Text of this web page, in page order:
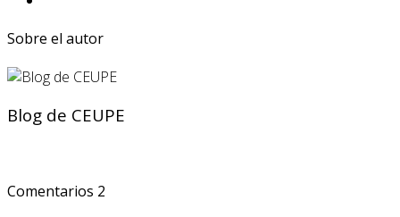
Sobre el autor
Blog de CEUPE
Comentarios 2